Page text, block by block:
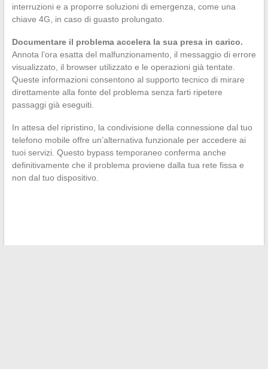
interruzioni e a proporre soluzioni di emergenza, come una
chiave 4G, in caso di guasto prolungato.
Documentare il problema accelera la sua presa in carico.
Annota l’ora esatta del malfunzionamento, il messaggio di errore
visualizzato, il browser utilizzato e le operazioni già tentate.
Queste informazioni consentono al supporto tecnico di mirare
direttamente alla fonte del problema senza farti ripetere
passaggi già eseguiti.
In attesa del ripristino, la condivisione della connessione dal tuo
telefono mobile offre un’alternativa funzionale per accedere ai
tuoi servizi. Questo bypass temporaneo conferma anche
definitivamente che il problema proviene dalla tua rete fissa e
non dal tuo dispositivo.